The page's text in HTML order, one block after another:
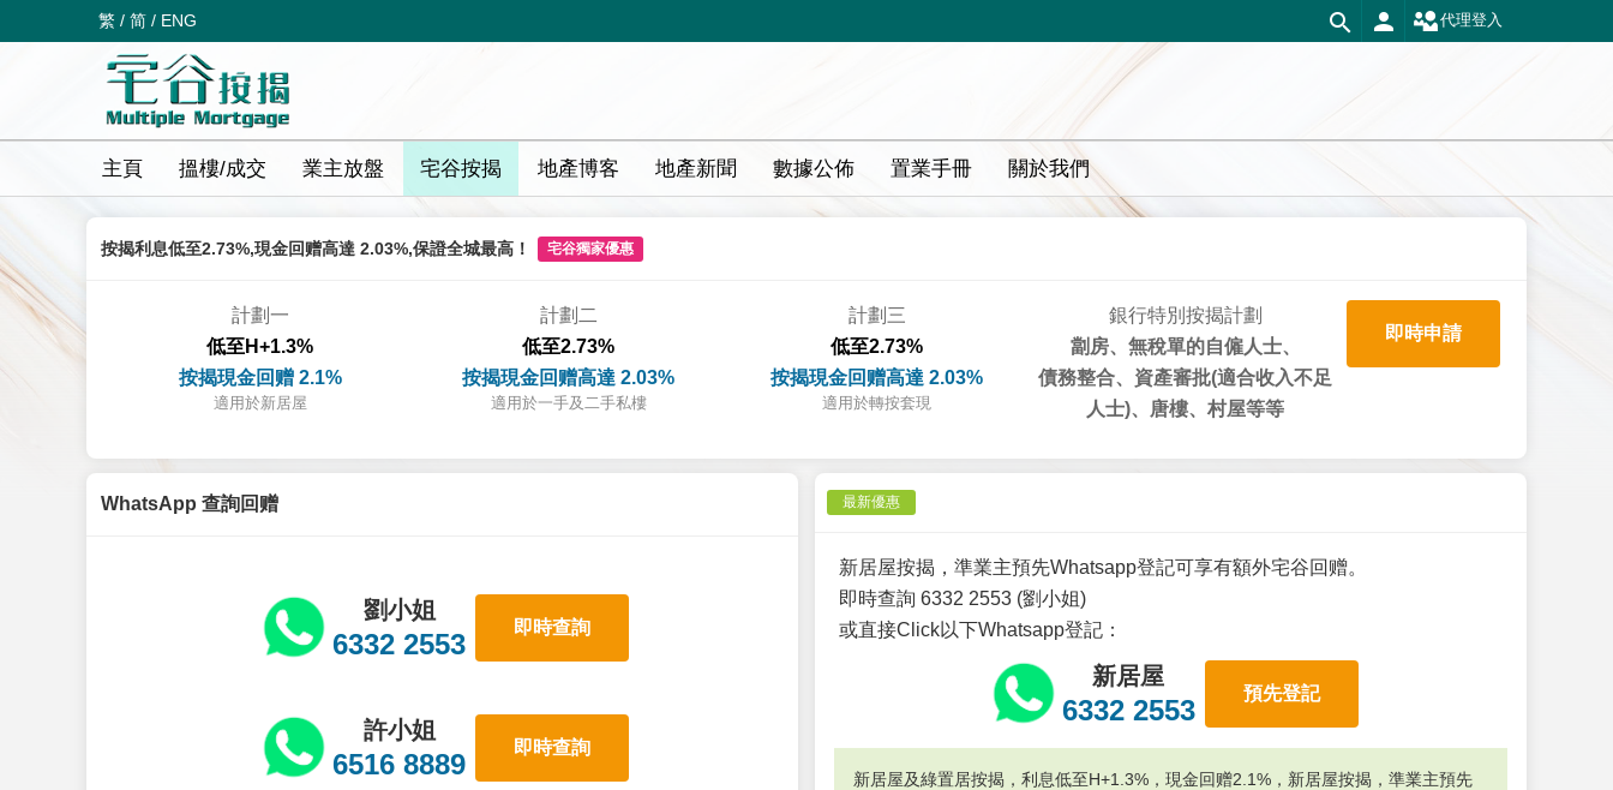
繁 / 简 / ENG 代理登入
主頁 搵樓/成交 業主放盤 宅谷按揭 地產博客 地產新聞 數據公佈 置業手冊 關於我們
按揭利息低至2.73%,現金回赠高達 2.03%,保證全城最高！ 宅谷獨家優惠
計劃一
低至H+1.3%
按揭現金回赠 2.1%
適用於新居屋
計劃二
低至2.73%
按揭現金回赠高達 2.03%
適用於一手及二手私樓
計劃三
低至2.73%
按揭現金回赠高達 2.03%
適用於轉按套現
銀行特別按揭計劃
劏房、無稅單的自僱人士、
債務整合、資產審批(適合收入不足
人士)、唐樓、村屋等等
即時申請
WhatsApp 查詢回赠
劉小姐
6332 2553
即時查詢
許小姐
6516 8889
即時查詢
最新優惠
新居屋按揭，準業主預先Whatsapp登記可享有額外宅谷回赠。
即時查詢 6332 2553 (劉小姐)
或直接Click以下Whatsapp登記：
新居屋
6332 2553
預先登記
新居屋及綠置居按揭，利息低至H+1.3%，現金回赠2.1%，新居屋按揭，準業主預先